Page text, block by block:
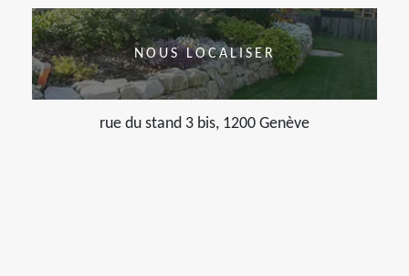
NOUS LOCALISER
rue du stand 3 bis, 1200 Genève